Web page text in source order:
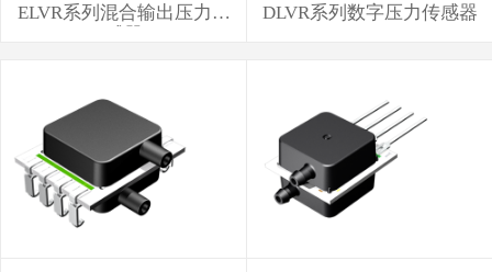
ELVR系列混合输出压力传
DLVR系列数字压力传感器